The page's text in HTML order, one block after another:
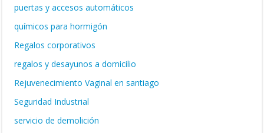
puertas y accesos automáticos
químicos para hormigón
Regalos corporativos
regalos y desayunos a domicilio
Rejuvenecimiento Vaginal en santiago
Seguridad Industrial
servicio de demolición